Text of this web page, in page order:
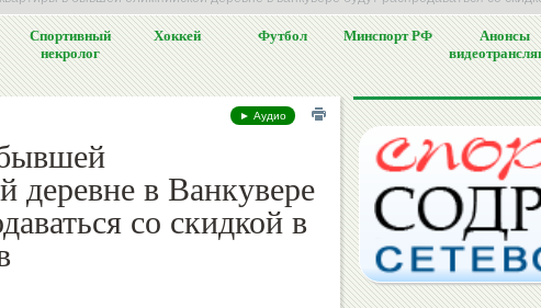
Спортивный
некролог
Хоккей Футбол Минспорт РФ
Анонсы
► Аудио
деревне в Ванкувере
со скидкой в